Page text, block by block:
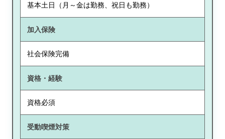
基本土日（月～金は勤務、祝日も勤務）
加入保険
社会保険完備
資格・経験
資格必須
受動喫煙対策